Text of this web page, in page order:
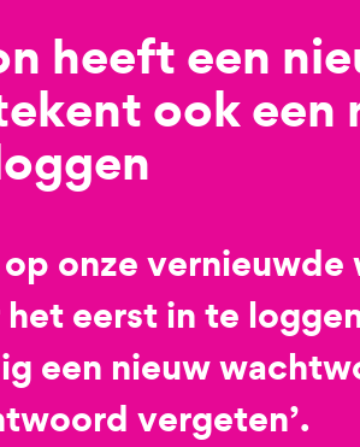
heeft een
ook een
onze vernieuwde
eerst in te
een nieuw
vergeten’.